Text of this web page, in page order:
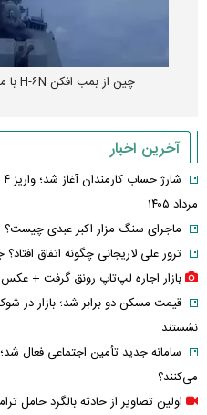
چین از بمب افکن H-۶N با موشک هسته‌ای رونمایی کرد
آخرین اخبار
مرداد ۱۴۰۵
ماجرای سنگ مزار اکبر عبدی چیست؟